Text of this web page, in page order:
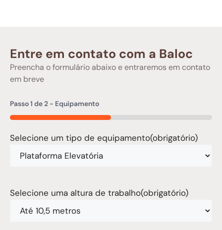
Entre em contato com a Baloc
Preencha o formulário abaixo e entraremos em contato
em breve
Passo1 de2 - Equipamento
50%
Selecione um tipo de equipamento(obrigatório)
Selecione uma altura de trabalho(obrigatório)